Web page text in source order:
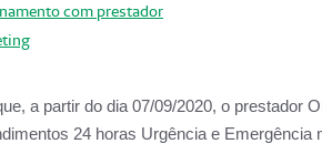
com prestador
a partir do dia 07/09/2020, o prestador
24 horas Urgência e Emergência